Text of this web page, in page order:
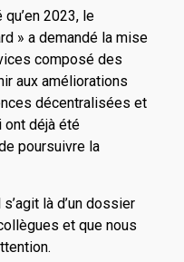
qu’en 2023, le
» a demandé la mise
composé des
aux améliorations
décentralisées et
déjà été
poursuivre la
là d’un dossier
et que nous